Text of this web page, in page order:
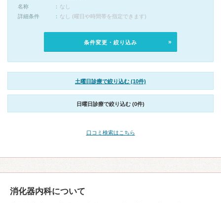
名称
なし
詳細条件
なし (曜日や時間帯を指定できます)
条件変更・絞り込み
土曜日診療で絞り込む (10件)
日曜日診療で絞り込む (0件)
口コミ検索はこちら
消化器内科について